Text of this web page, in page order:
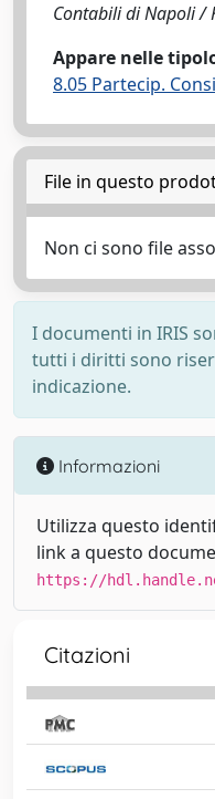
Contabili di Napoli /
Appare nelle
8.05 Partecip.
File in questo
Non ci sono file
I documenti in IRIS
tutti i diritti sono
indicazione.
Informazioni
Utilizza questo
link a questo
https://
Citazioni